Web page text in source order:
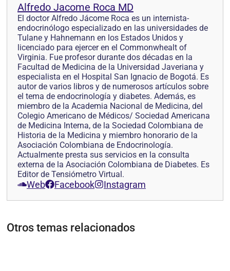
Alfredo Jacome Roca MD
El doctor Alfredo Jácome Roca es un internista-
endocrinólogo especializado en las universidades de
Tulane y Hahnemann en los Estados Unidos y
licenciado para ejercer en el Commonwhealt of
Virginia. Fue profesor durante dos décadas en la
Facultad de Medicina de la Universidad Javeriana y
especialista en el Hospital San Ignacio de Bogotá. Es
autor de varios libros y de numerosos artículos sobre
el tema de endocrinología y diabetes. Además, es
miembro de la Academia Nacional de Medicina, del
Colegio Americano de Médicos/ Sociedad Americana
de Medicina Interna, de la Sociedad Colombiana de
Historia de la Medicina y miembro honorario de la
Asociación Colombiana de Endocrinología.
Actualmente presta sus servicios en la consulta
externa de la Asociación Colombiana de Diabetes. Es
Editor de Tensiómetro Virtual.
Web Facebook Instagram
Otros temas relacionados